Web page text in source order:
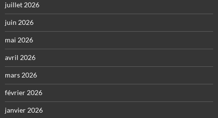
juillet 2026
juin 2026
mai 2026
avril 2026
mars 2026
février 2026
janvier 2026